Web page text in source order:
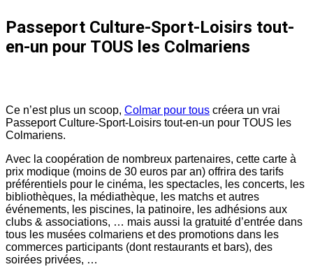
Passeport Culture-Sport-Loisirs tout-
en-un pour TOUS les Colmariens
Ce n’est plus un scoop, Colmar pour tous créera un vrai
Passeport Culture-Sport-Loisirs tout-en-un pour TOUS les
Colmariens.
Avec la coopération de nombreux partenaires, cette carte à
prix modique (moins de 30 euros par an) offrira des tarifs
préférentiels pour le cinéma, les spectacles, les concerts, les
bibliothèques, la médiathèque, les matchs et autres
événements, les piscines, la patinoire, les adhésions aux
clubs & associations, … mais aussi la gratuité d’entrée dans
tous les musées colmariens et des promotions dans les
commerces participants (dont restaurants et bars), des
soirées privées, …